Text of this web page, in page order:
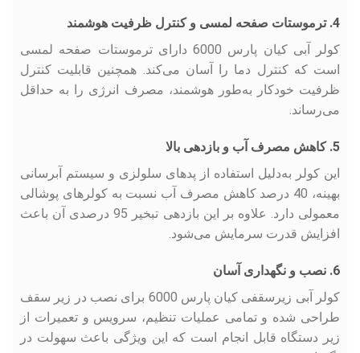
4. ترموستات صفحه لمسی و کنترل ظرفیت هوشمند
کولر آبی کیان پارس 6000 دارای ترموستات صفحه لمسی
است که کنترل دما را آسان می‌کند. همچنین قابلیت کنترل
ظرفیت خودکار به‌طور هوشمند، مصرف انرژی را به حداقل
می‌رساند.
5. کاهش مصرف آب و بازدهی بالا
این کولر به‌دلیل استفاده از پدهای سلولزی و سیستم آبرسانی
بهینه، 40 درصد کاهش مصرف آب نسبت به کولرهای پوشالی
معمولی دارد. علاوه بر این بازدهی تبخیر 95 درصدی آن باعث
افزایش قدرت سرمایش می‌شود.
6. نصب و نگهداری آسان
کولر آبی زیرسقفی کیان پارس 6000 برای نصب در زیر سقف
طراحی شده و تمامی عملیات تنظیم، سرویس و تعمیرات از
زیر دستگاه قابل انجام است که این ویژگی باعث سهولت در